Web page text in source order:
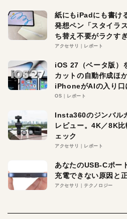
紙にもiPadにも書け
発想ペン「スタイラ
ち替え不要がラクす
アクセサリ レポート
iOS 27（ベータ版）
カットの自動作成ほ
iPhoneがAIの入り口
OS レポート
Insta360のジンバル
レビュー。4K／8K
ェック
アクセサリ レポート
あなたのUSB-Cポー
充電できない原因と
アクセサリ テクノロジー